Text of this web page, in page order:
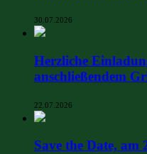
30.07.2026
Herzliche
anschließendem
22.07.2026
Save the Date, am